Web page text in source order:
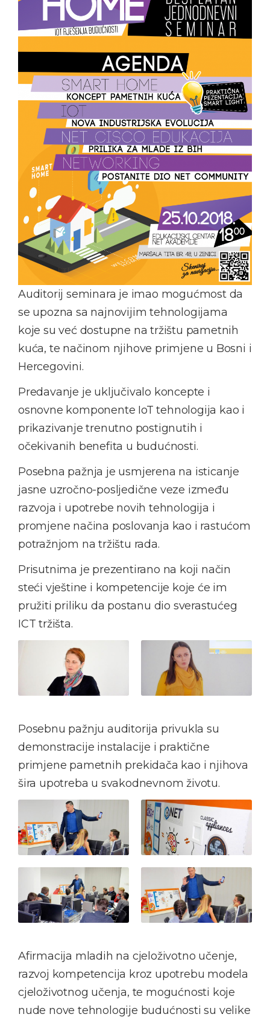
Auditorij seminara je imao mogućmost da
se upozna sa najnovijim tehnologijama
koje su već dostupne na tržištu pametnih
kuća, te načinom njihove primjene u Bosni i
Hercegovini.
Predavanje je uključivalo koncepte i
osnovne komponente IoT tehnologija kao i
prikazivanje trenutno postignutih i
očekivanih benefita u budućnosti.
Posebna pažnja je usmjerena na isticanje
jasne uzročno-posljedične veze između
razvoja i upotrebe novih tehnologija i
promjene načina poslovanja kao i rastućom
potražnjom na tržištu rada.
Prisutnima je prezentirano na koji način
steći vještine i kompetencije koje će im
pružiti priliku da postanu dio sverastućeg
ICT tržišta.
Posebnu pažnju auditorija privukla su
demonstracije instalacije i praktične
primjene pametnih prekidača kao i njihova
šira upotreba u svakodnevnom životu.
Afirmacija mladih na cjeloživotno učenje,
razvoj kompetencija kroz upotrebu modela
cjeloživotnog učenja, te mogućnosti koje
nude nove tehnologije budućnosti su velike